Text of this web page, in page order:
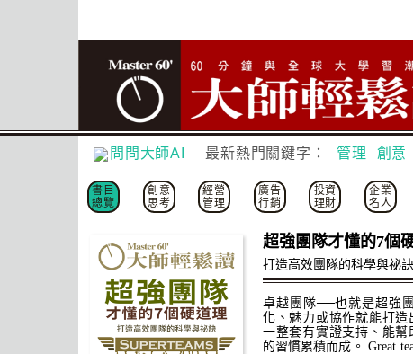
問問大師AI 最新熱門關鍵字： 管理 創意
書目
總覽
創意
思考
經營
管理
廣告
行銷
投資
理財
企業
名人
超強團隊才懂的7個
打造高效團隊的科學與祕訣
卓越團隊──也就是超強
化、魅力或協作就能打造
一整套有實證支持、能幫
的習慣累積而成。 Great